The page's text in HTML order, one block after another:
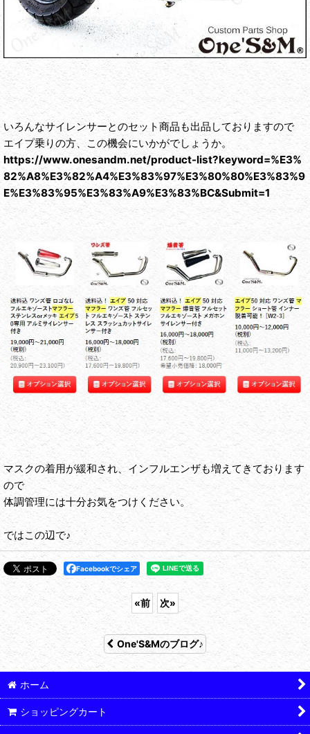
いろんなサイレンサーとのセット商品も出品しておりますので
エイプ乗りの方、この機会にいかがでしょうか。
https://www.onesandm.net/product-list?keyword=%E3%
82%A8%E3%82%A4%E3%83%97%E3%80%80%E3%83%9
E%E3%83%95%E3%83%A9%E3%83%BC&Submit=1
マスクの着用が緩和され、インフルエンザも増えてきております
ので
体調管理には十分お気をつけください。
ではこの辺で♪
Facebookでシェア
«前 次»
One'S&Mのブログ♪
ホーム
ショッピングカート